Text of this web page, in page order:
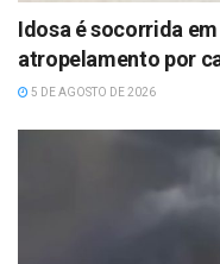
Idosa é socorrida
atropelamento por
5 DE AGOSTO DE 2026